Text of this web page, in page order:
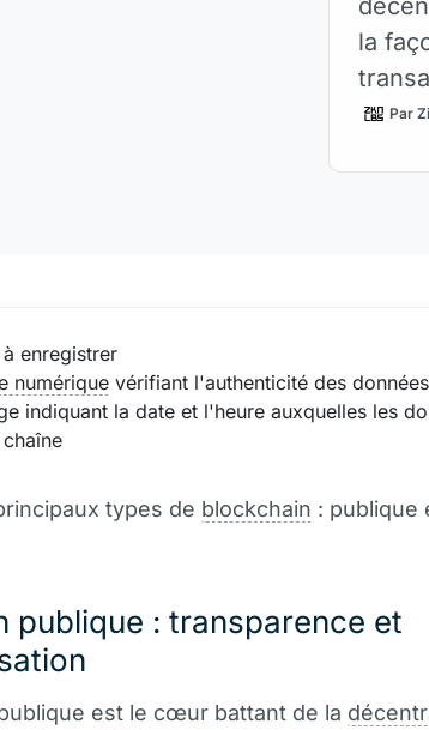
la
Par
enregistrer
numérique vérifiant l'authenticité des données
indiquant la date et l'heure auxquelles les
types de blockchain : publique
publique : transparence et
est le cœur battant de la